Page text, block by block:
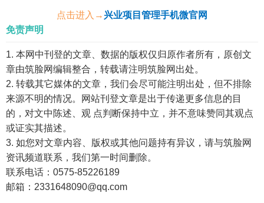
点击进入→ 兴业项目管理手机微官网
免责声明
1. 本网中刊登的文章、数据的版权仅归原作者所有，原创文
章由筑脸网编辑整合，转载请注明筑脸网出处。
2. 转载其它媒体的文章，我们会尽可能注明出处，但不排除
来源不明的情况。网站刊登文章是出于传递更多信息的目
的，对文中陈述、观 点判断保持中立，并不意味赞同其观点
或证实其描述。
3. 如您对文章内容、版权或其他问题持有异议，请与筑脸网
资讯频道联系，我们第一时间删除。
联系电话：0575-85226189
邮箱：2331648090@qq.com